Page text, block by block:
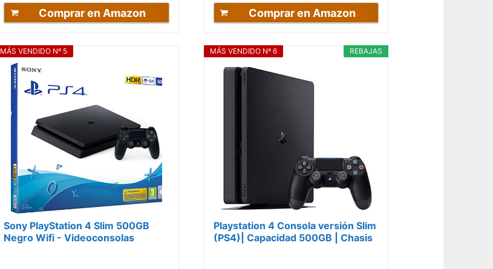
Comprar en Amazon
Comprar en Amazon
MÁS VENDIDO Nº 5
Sony PlayStation 4 Slim 500GB
Negro Wifi - Videoconsolas
REBAJAS
MÁS VENDIDO Nº 6
Playstation 4 Consola versión Slim
(PS4)| Capacidad 500GB | Chasis